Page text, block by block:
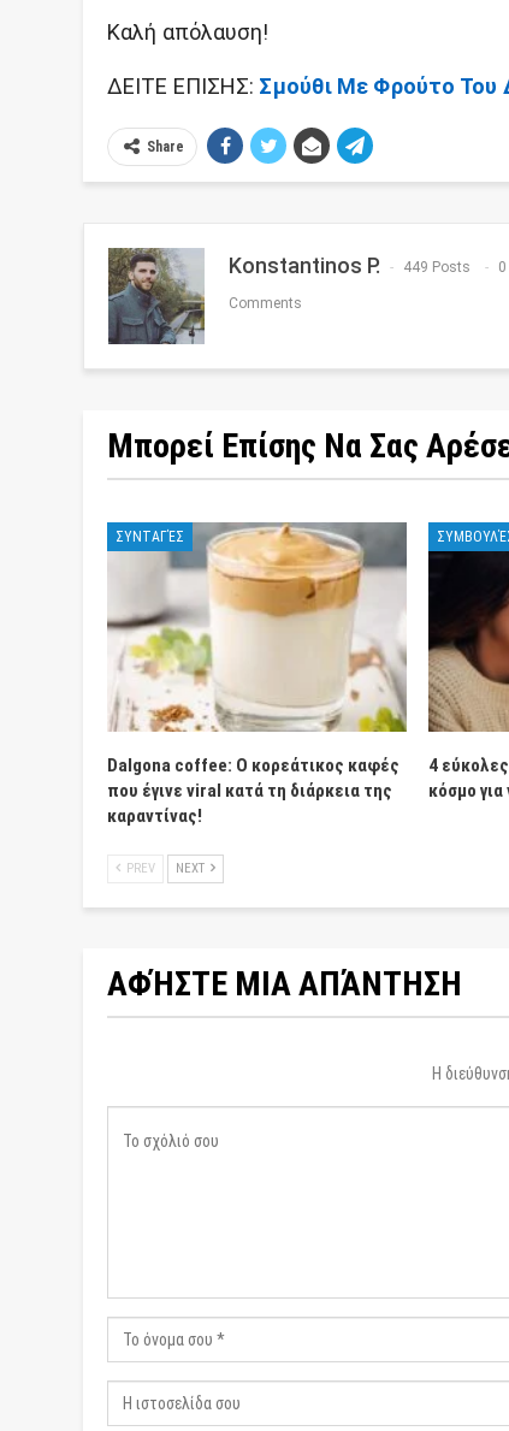
Καλή απόλαυση!
ΔΕΙΤΕ ΕΠΙΣΗΣ: Σμούθι Με Φρούτο Του
Share
Konstantinos P. 449 Posts 0
Comments
Μπορεί Επίσης Να Σας
ΣΥΝΤΑΓΈΣ
Dalgona coffee: Ο κορεάτικος καφές
που έγινε viral κατά τη διάρκεια της
καραντίνας!
4
κόσμο
PREV NEXT
ΑΦΉΣΤΕ ΜΙΑ ΑΠΆΝΤΗΣΗ
Η